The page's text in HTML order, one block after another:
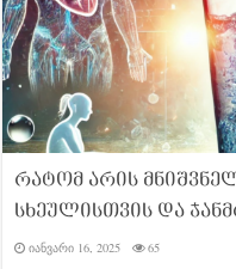
რატომ არის
სხეულისთვის და
იანვარი 16, 2025 65